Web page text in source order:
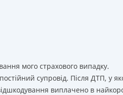
мого страхового випадку.
супровід. Після ДТП, у
виплачено в